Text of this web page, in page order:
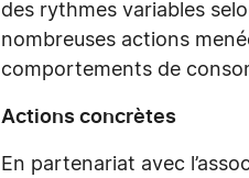
des rythmes variables
nombreuses actions
comportements de
Actions concrètes
En partenariat avec